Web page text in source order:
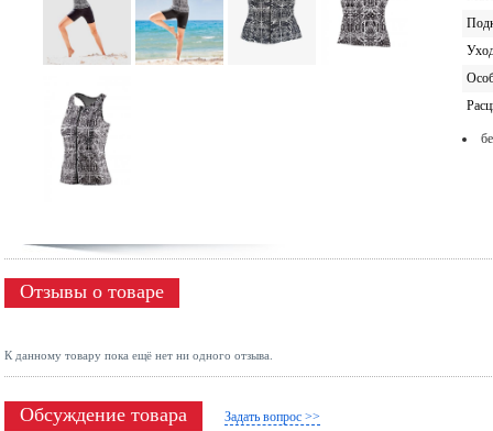
Отзывы о товаре
К данному товару пока ещё нет ни одного отзыва.
Обсуждение товара Задать вопрос >>